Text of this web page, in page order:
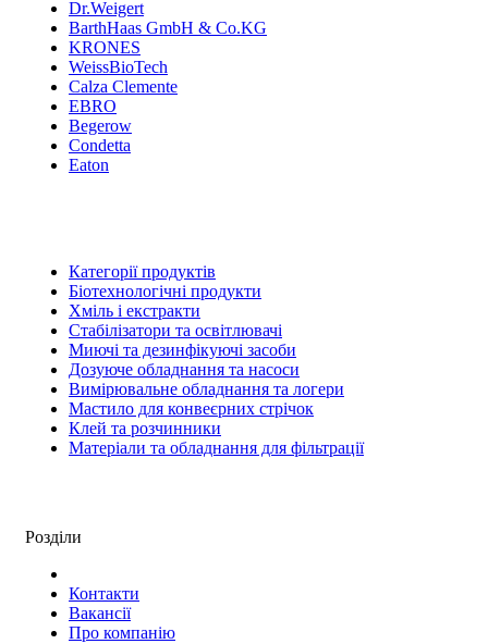
Dr.Weigert
BarthHaas GmbH & Co.KG
KRONES
WeissBioTech
Calza Clemente
EBRO
Begerow
Condetta
Eaton
Категорії продуктів
Біотехнологічні продукти
Хміль і екстракти
Стабілізатори та освітлювачі
Миючі та дезинфікуючі засоби
Дозуюче обладнання та насоси
Вимірювальне обладнання та логери
Мастило для конвеєрних стрічок
Клей та розчинники
Матеріали та обладнання для фільтрації
Розділи
Контакти
Вакансії
Про компанію